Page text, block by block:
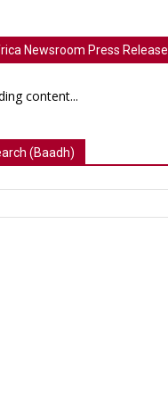
Newsroom Press Release
content...
(Baadh)